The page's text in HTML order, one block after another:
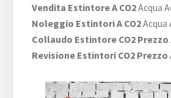
Vendita Estintore A CO2Acqua
Noleggio Estintori A CO2Acqua
Collaudo Estintore CO2 Prezzo
Revisione Estintori CO2 Prezzo